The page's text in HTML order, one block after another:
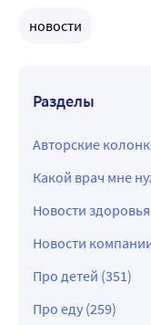
новости
Разделы
Авторские
Какой врач мне
Новости
Новости
Про детей (351)
Про еду (259)